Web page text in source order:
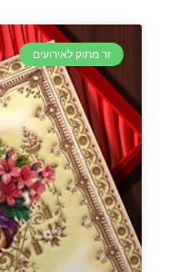
זר מתוק לאירועים